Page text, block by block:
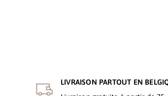
LIVRAISON PARTOUT EN